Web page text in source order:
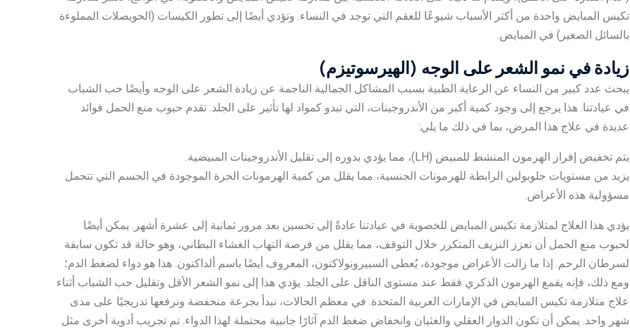
تكيس المبايض واحدة من أكثر الأسباب شيوعًا للعقم التي توجد في النساء. وتؤدي أيضًا إلى تطور الكيسات (الحويصلات المملوءة
بالسائل الصغير) في المبايض.
زيادة في نمو الشعر على الوجه (الهيرسوتيزم)
يبحث عدد كبير من النساء عن الرعاية الطبية بسبب المشاكل الجمالية الناجمة عن زيادة الشعر على الوجه وأيضًا حب الشباب
في عيادتنا. هذا يرجع إلى وجود كمية أكبر من الأندروجينات، التي تبدو كمواد لها تأثير على الجلد. تقدم حبوب منع الحمل فوائد
عديدة في علاج هذا المرض، بما في ذلك ما يلي:
يتم تخفيض إفراز الهرمون المنشط للمبيض (LH)، مما يؤدي بدوره إلى تقليل الأندروجينات المبيضية.
يزيد من مستويات جلوبولين الرابطة للهرمونات الجنسية، مما يقلل من كمية الهرمونات الحرة الموجودة في الجسم التي تتحمل
مسؤولية هذه الأعراض.
يؤدي هذا العلاج لمتلازمة تكيس المبايض للخصوبة في عيادتنا عادةً إلى تحسين بعد مرور ثمانية إلى عشرة أشهر. يمكن أيضًا
لحبوب منع الحمل أن تعزز النزيف المتكرر خلال التوقف، مما يقلل من فرصة التهاب الغشاء البطاني، وهو حالة قد تكون سابقة
لسرطان الرحم. إذا ما زالت الأعراض موجودة، يُعطى السبيرونولاكتون، المعروف أيضًا باسم ألداكتون. هذا هو دواء لضغط الدم؛
ومع ذلك، فإنه يقمع الهرمون الذكري فقط عند مستوى الناقل على الجلد. يؤدي هذا إلى نمو الشعر الأقل وتقليل حب الشباب أثناء
علاج متلازمة تكيس المبايض في الإمارات العربية المتحدة. في معظم الحالات، نبدأ بجرعة منخفضة ونرفعها تدريجيًا على مدى
شهر واحد. يمكن أن تكون الدوار العقلي والغثيان وانخفاض ضغط الدم آثارًا جانبية محتملة لهذا الدواء. تم تجريب أدوية أخرى مثل